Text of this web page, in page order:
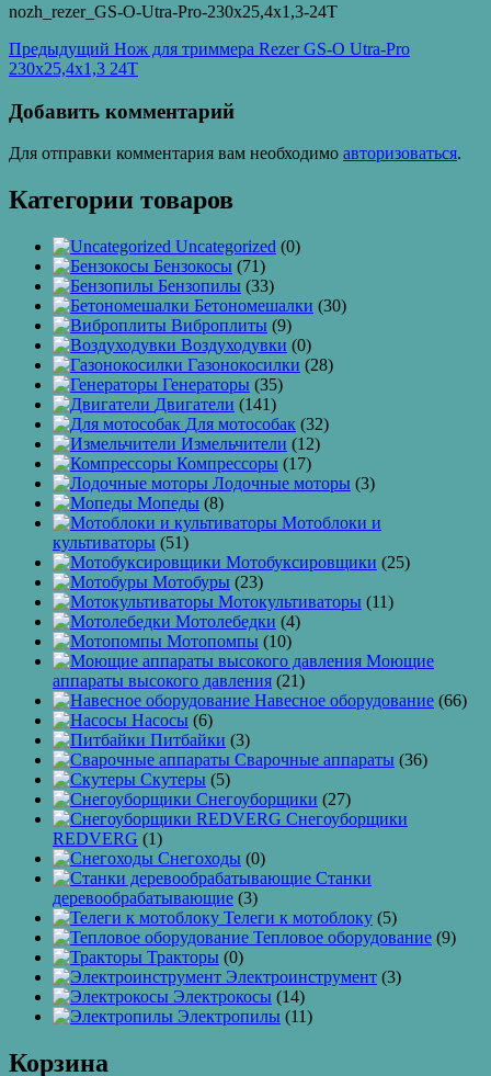
nozh_rezer_GS-O-Utra-Pro-230х25,4х1,3-24T
Навигация
по
записям
Предыдущий Предыдущая
запись:
Нож для триммера Rezer GS-O Utra-Pro
230х25,4х1,3 24T
Добавить комментарий
Для отправки комментария вам необходимо авторизоваться.
Категории товаров
Uncategorized (0)
Бензокосы (71)
Бензопилы (33)
Бетономешалки (30)
Виброплиты (9)
Воздуходувки (0)
Газонокосилки (28)
Генераторы (35)
Двигатели (141)
Для мотособак (32)
Измельчители (12)
Компрессоры (17)
Лодочные моторы (3)
Мопеды (8)
Мотоблоки и
культиваторы (51)
Мотобуксировщики (25)
Мотобуры (23)
Мотокультиваторы (11)
Мотолебедки (4)
Мотопомпы (10)
Моющие
аппараты высокого давления (21)
Навесное оборудование (66)
Насосы (6)
Питбайки (3)
Сварочные аппараты (36)
Скутеры (5)
Снегоуборщики (27)
Снегоуборщики
REDVERG (1)
Снегоходы (0)
Станки
деревообрабатывающие (3)
Телеги к мотоблоку (5)
Тепловое оборудование (9)
Тракторы (0)
Электроинструмент (3)
Электрокосы (14)
Электропилы (11)
Корзина